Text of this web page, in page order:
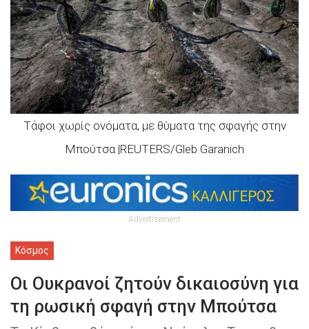
Τάφοι χωρίς ονόματα, με θύματα της σφαγής στην
Μπούτσα |REUTERS/Gleb Garanich
Advertisement
Κόσμος
Οι Ουκρανοί ζητούν δικαιοσύνη για
τη ρωσική σφαγή στην Μπούτσα